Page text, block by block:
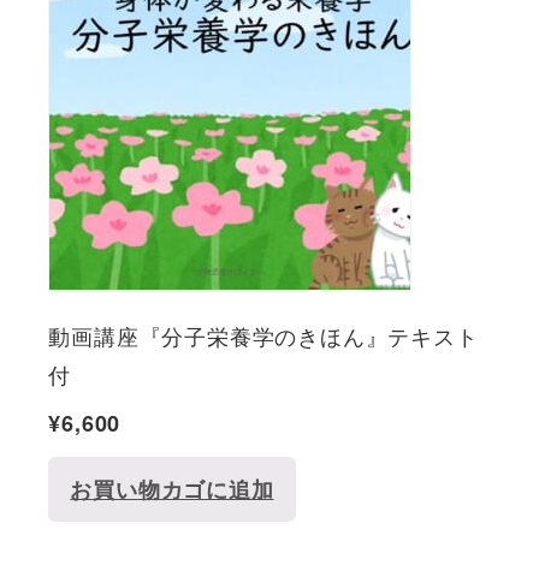
動画講座『分子栄養学のきほん』テキスト
付
¥6,600
お買い物カゴに追加